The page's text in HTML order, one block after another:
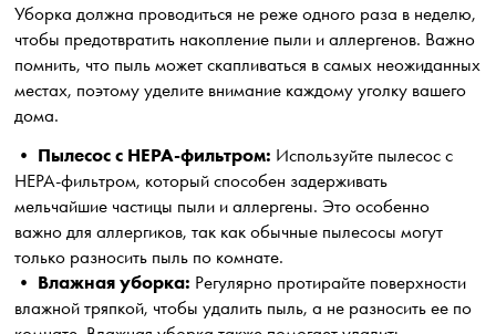
Уборка должна проводиться не реже одного раза в неделю,
чтобы предотвратить накопление пыли и аллергенов. Важно
помнить, что пыль может скапливаться в самых неожиданных
местах, поэтому уделите внимание каждому уголку вашего
дома.
• Пылесос с HEPA-фильтром: Используйте пылесос с
HEPA-фильтром, который способен задерживать
мельчайшие частицы пыли и аллергены. Это особенно
важно для аллергиков, так как обычные пылесосы могут
только разносить пыль по комнате.
• Влажная уборка: Регулярно протирайте поверхности
влажной тряпкой, чтобы удалить пыль, а не разносить ее по